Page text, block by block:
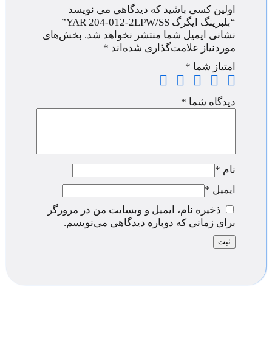
اولین کسی باشید که دیدگاهی می نویسد
“بلبرینگ ایگرگ YAR 204-012-2LPW/SS”
نشانی ایمیل شما منتشر نخواهد شد. بخش‌های
موردنیاز علامت‌گذاری شده‌اند *
امتیاز شما *
دیدگاه شما *
نام *
ایمیل *
ذخیره نام، ایمیل و وبسایت من در مرورگر
برای زمانی که دوباره دیدگاهی می‌نویسم.